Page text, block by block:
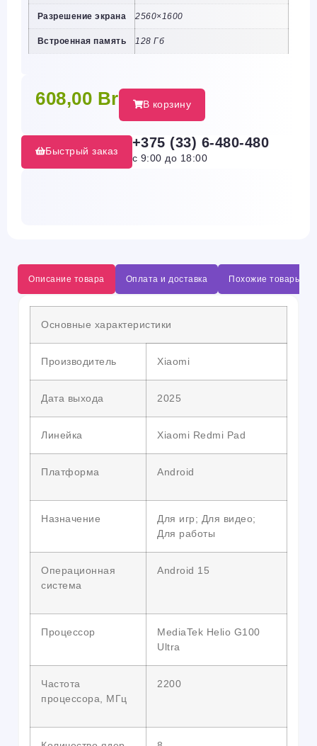
Разрешение экрана 2560×1600
Встроенная память 128 Гб
608,00 Br В корзину
Быстрый заказ
+375 (33) 6-480-480
с 9:00 до 18:00
Описание товара Оплата и доставка Похожие товары
Основные характеристики
Производитель Xiaomi
Дата выхода 2025
Линейка Xiaomi Redmi Pad
Платформа Android
Назначение
Для игр; Для видео;
Для работы
Операционная
система
Android 15
Процессор
MediaTek Helio G100
Ultra
Частота
процессора, МГц
2200